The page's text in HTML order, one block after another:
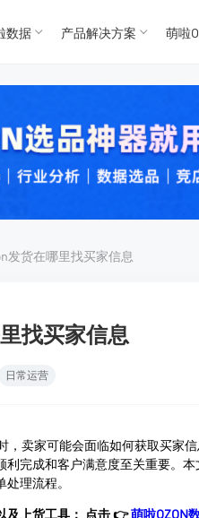
For
For
数据 产品解决方案 萌啦
发货在哪里找买家信息
找买家信息
日常运营